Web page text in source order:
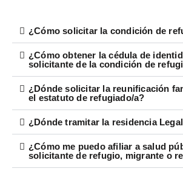
¿Cómo solicitar la condición de
¿Cómo obtener la cédula de
solicitante de la condición de
¿Dónde solicitar la reunificación
el estatuto de refugiado/a?
¿Dónde tramitar la residencia
¿Cómo me puedo afiliar a salud
solicitante de refugio, migrante o